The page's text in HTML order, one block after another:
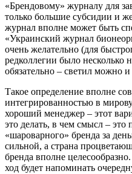
«Брендовому» журналу для
только большие субсидии и
журнал вполне может быть
«Украинский журнал
очень желательно (для
редколлегии было несколько
обязательно – светил можно
Такое определение вполне
интегрированностью в
хороший менеджер – этот
это делать, в чем смысл – это
«шароварного» бренда за
сильной, а страна
бренда вполне
ход будет напоминать